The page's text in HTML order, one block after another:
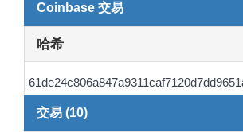
Coinbase 交易
哈希
交易 (10)